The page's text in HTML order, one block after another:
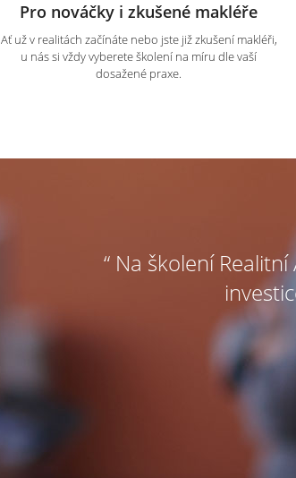
Pro nováčky i zkušené makléře
Ať už v realitách začínáte nebo jste již zkušení makléři,
u nás si vždy vyberete školení na míru dle vaší
dosažené praxe.
“ Na školení